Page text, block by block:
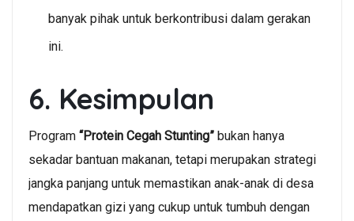
banyak pihak untuk berkontribusi dalam gerakan
ini.
6. Kesimpulan
Program “Protein Cegah Stunting” bukan hanya
sekadar bantuan makanan, tetapi merupakan strategi
jangka panjang untuk memastikan anak-anak di desa
mendapatkan gizi yang cukup untuk tumbuh dengan